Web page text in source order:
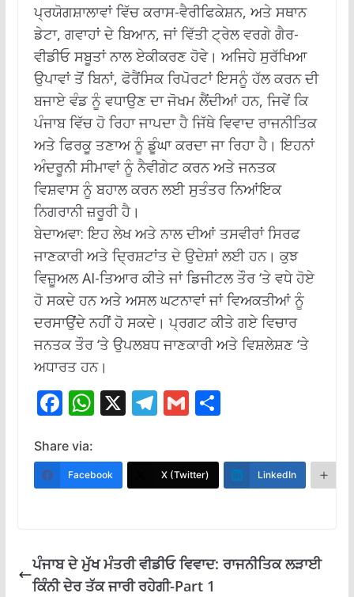
ਪ੍ਰਯੋਗਸ਼ਾਲਾਵਾਂ ਵਿੱਚ ਕਰਾਸ-ਵੈਰੀਫਿਕੇਸ਼ਨ, ਅਤੇ ਸਥਾਨ
ਡੇਟਾ, ਗਵਾਹਾਂ ਦੇ ਬਿਆਨ, ਜਾਂ ਵਿੱਤੀ ਟ੍ਰੇਲ ਵਰਗੇ ਗੈਰ-
ਵੀਡੀਓ ਸਬੂਤਾਂ ਨਾਲ ਏਕੀਕਰਣ ਹੋਵੇ। ਅਜਿਹੇ ਸੁਰੱਖਿਆ
ਉਪਾਵਾਂ ਤੋਂ ਬਿਨਾਂ, ਫੋਰੈਂਸਿਕ ਰਿਪੋਰਟਾਂ ਇਸਨੂੰ ਹੱਲ ਕਰਨ ਦੀ
ਬਜਾਏ ਵੰਡ ਨੂੰ ਵਧਾਉਣ ਦਾ ਜੋਖਮ ਲੈਂਦੀਆਂ ਹਨ, ਜਿਵੇਂ ਕਿ
ਪੰਜਾਬ ਵਿੱਚ ਹੋ ਰਿਹਾ ਜਾਪਦਾ ਹੈ ਜਿੱਥੇ ਵਿਵਾਦ ਰਾਜਨੀਤਿਕ
ਅਤੇ ਫਿਰਕੂ ਤਣਾਅ ਨੂੰ ਡੂੰਘਾ ਕਰਦਾ ਜਾ ਰਿਹਾ ਹੈ। ਇਹਨਾਂ
ਅੰਦਰੂਨੀ ਸੀਮਾਵਾਂ ਨੂੰ ਨੈਵੀਗੇਟ ਕਰਨ ਅਤੇ ਜਨਤਕ
ਵਿਸ਼ਵਾਸ ਨੂੰ ਬਹਾਲ ਕਰਨ ਲਈ ਸੁਤੰਤਰ ਨਿਆਂਇਕ
ਨਿਗਰਾਨੀ ਜ਼ਰੂਰੀ ਹੈ।
ਬੇਦਾਅਵਾ: ਇਹ ਲੇਖ ਅਤੇ ਨਾਲ ਦੀਆਂ ਤਸਵੀਰਾਂ ਸਿਰਫ
ਜਾਣਕਾਰੀ ਅਤੇ ਦ੍ਰਿਸ਼ਟਾਂਤ ਦੇ ਉਦੇਸ਼ਾਂ ਲਈ ਹਨ। ਕੁਝ
ਵਿਜ਼ੂਅਲ AI-ਤਿਆਰ ਕੀਤੇ ਜਾਂ ਡਿਜੀਟਲ ਤੌਰ ‘ਤੇ ਵਧੇ ਹੋਏ
ਹੋ ਸਕਦੇ ਹਨ ਅਤੇ ਅਸਲ ਘਟਨਾਵਾਂ ਜਾਂ ਵਿਅਕਤੀਆਂ ਨੂੰ
ਦਰਸਾਉਂਦੇ ਨਹੀਂ ਹੋ ਸਕਦੇ। ਪ੍ਰਗਟ ਕੀਤੇ ਗਏ ਵਿਚਾਰ
ਜਨਤਕ ਤੌਰ ‘ਤੇ ਉਪਲਬਧ ਜਾਣਕਾਰੀ ਅਤੇ ਵਿਸ਼ਲੇਸ਼ਣ ‘ਤੇ
ਅਧਾਰਤ ਹਨ।
F
e
b
k
W
at
s
p
X T
e
gr
G
ai
l
S
ar
e
Share via:
Facebook X (Twitter) LinkedIn
ਪੰਜਾਬ ਦੇ ਮੁੱਖ ਮੰਤਰੀ ਵੀਡੀਓ ਵਿਵਾਦ: ਰਾਜਨੀਤਿਕ ਲੜਾਈ
ਕਿੰਨੀ ਦੇਰ ਤੱਕ ਜਾਰੀ ਰਹੇਗੀ-Part 1